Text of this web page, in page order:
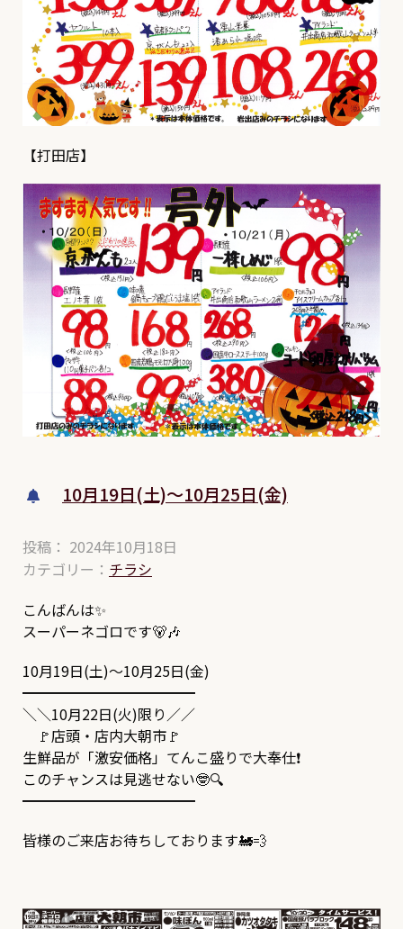
【打田店】
10月19日(土)～10月25日(金)
投稿： 2024年10月18日
カテゴリー： チラシ
こんばんは✨
スーパーネゴロです🐻🎶
10月19日(土)～10月25日(金)
━━━━━━━━━━━━
＼＼10月22日(火)限り／／
🚩店頭・店内大朝市🚩
生鮮品が「激安価格」てんこ盛りで大奉仕❗
このチャンスは見逃せない🤓🔍
━━━━━━━━━━━━
皆様のご来店お待ちしております🚂💨